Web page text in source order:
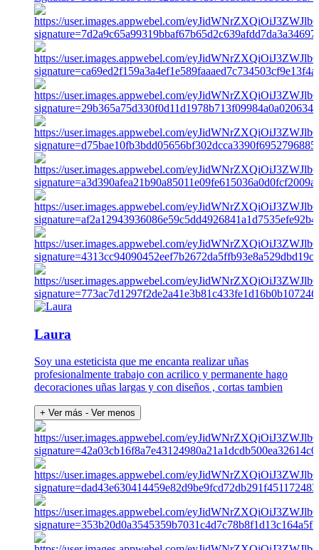
Laura
Soy una esteticista que me encanta realizar uñas
profesionalmente trabajo con acrilico y permanente hago
decoraciones uñas largas y con diseños , cortas tambien
+ Ver más - Ver menos